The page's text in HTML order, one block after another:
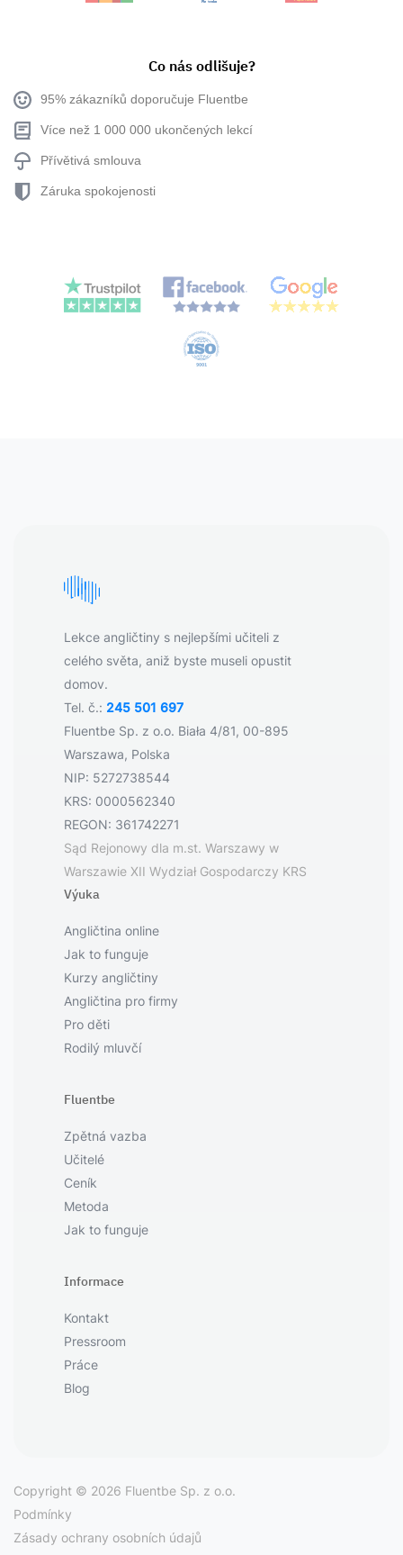
Co nás odlišuje?
95% zákazníků doporučuje Fluentbe
Více než 1 000 000 ukončených lekcí
Přívětivá smlouva
Záruka spokojenosti
Lekce angličtiny s nejlepšími učiteli z
celého světa, aniž byste museli opustit
domov.
Tel. č.: 245 501 697
Fluentbe Sp. z o.o. Biała 4/81, 00-895
Warszawa, Polska
NIP: 5272738544
KRS: 0000562340
REGON: 361742271
Sąd Rejonowy dla m.st. Warszawy w
Warszawie XII Wydział Gospodarczy KRS
Výuka
Angličtina online
Jak to funguje
Kurzy angličtiny
Angličtina pro firmy
Pro děti
Rodilý mluvčí
Fluentbe
Zpětná vazba
Učitelé
Ceník
Metoda
Jak to funguje
Informace
Kontakt
Pressroom
Práce
Blog
Copyright © 2026 Fluentbe Sp. z o.o.
Podmínky
Zásady ochrany osobních údajů